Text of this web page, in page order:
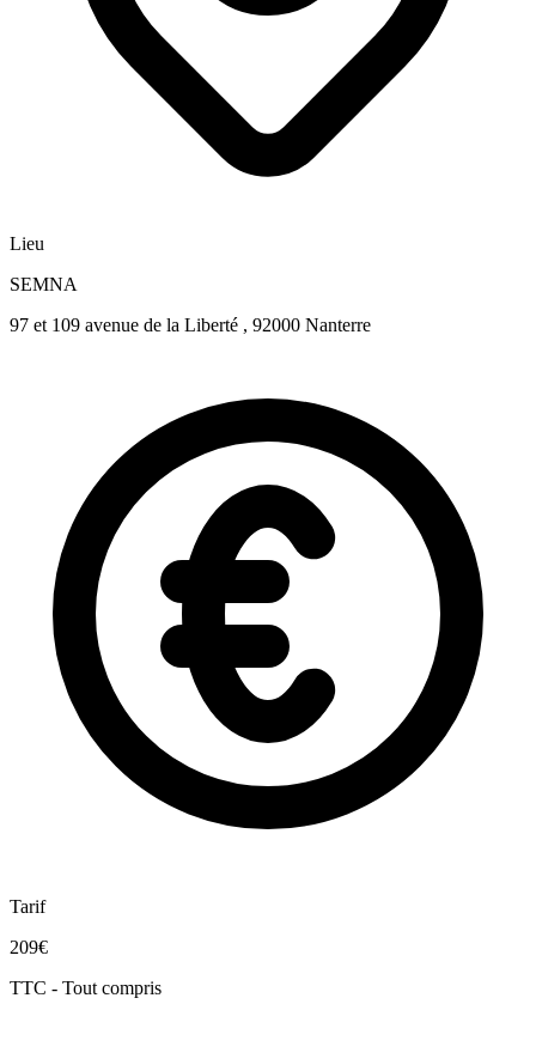
Lieu
SEMNA
97 et 109 avenue de la Liberté , 92000 Nanterre
Tarif
209€
TTC - Tout compris